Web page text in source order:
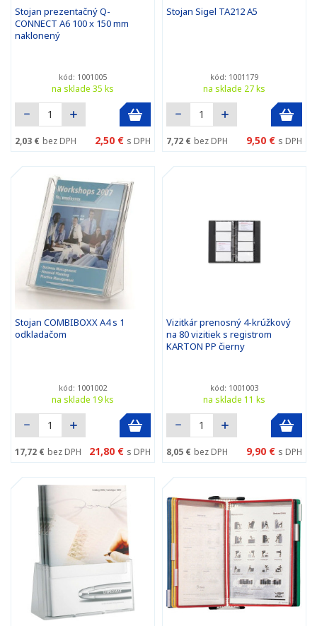
Stojan prezentačný Q-
CONNECT A6 100 x 150 mm
naklonený
kód: 1001005
na sklade 35 ks
2,03 € bez DPH 2,50 € s DPH
Stojan Sigel TA212 A5
kód: 1001179
na sklade 27 ks
7,72 € bez DPH 9,50 € s DPH
Stojan COMBIBOXX A4 s 1
odkladačom
kód: 1001002
na sklade 19 ks
17,72 € bez DPH 21,80 € s DPH
Vizitkár prenosný 4-krúžkový
na 80 vizitiek s registrom
KARTON PP čierny
kód: 1001003
na sklade 11 ks
8,05 € bez DPH 9,90 € s DPH